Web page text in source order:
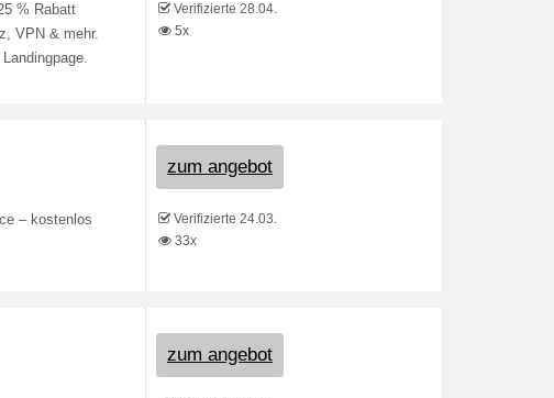
% Rabatt
VPN & mehr.
Verifizierte 28.04.
5x
– kostenlos
zum angebot
Verifizierte 24.03.
33x
zum angebot